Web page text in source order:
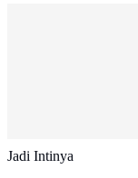
Jadi Intinya